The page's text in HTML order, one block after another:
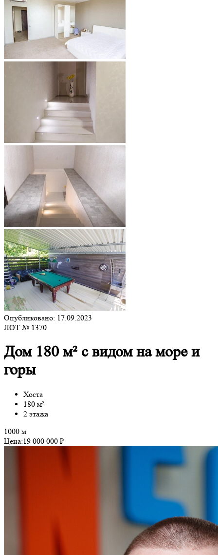
Опубликовано: 17.09.2023
ЛОТ № 1370
Дом 180 м² с видом на море и
горы
Хоста
180 м²
2 этажа
1000 м
Цена:19 000 000 ₽